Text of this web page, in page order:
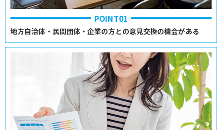
POINT01
地方自治体・民間団体・企業の方との意見交換の機会がある